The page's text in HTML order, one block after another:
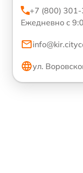
+7 (800)
Ежедневно с
ул.